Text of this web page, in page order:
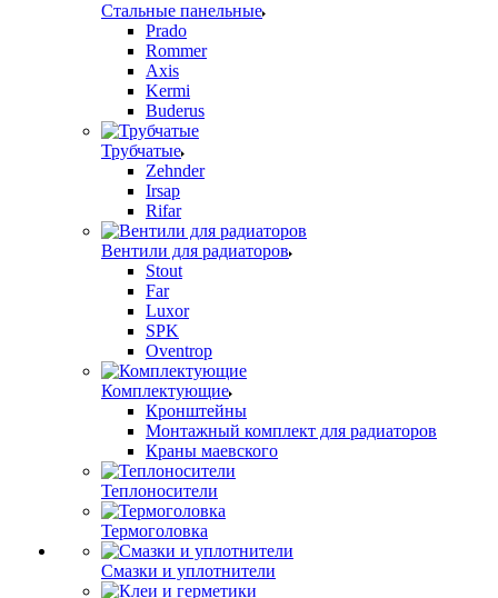
Стальные панельные
Prado
Rommer
Axis
Kermi
Buderus
Трубчатые
Zehnder
Irsap
Rifar
Вентили для радиаторов
Stout
Far
Luxor
SPK
Oventrop
Комплектующие
Кронштейны
Монтажный комплект для радиаторов
Краны маевского
Теплоносители
Термоголовка
Смазки и уплотнители